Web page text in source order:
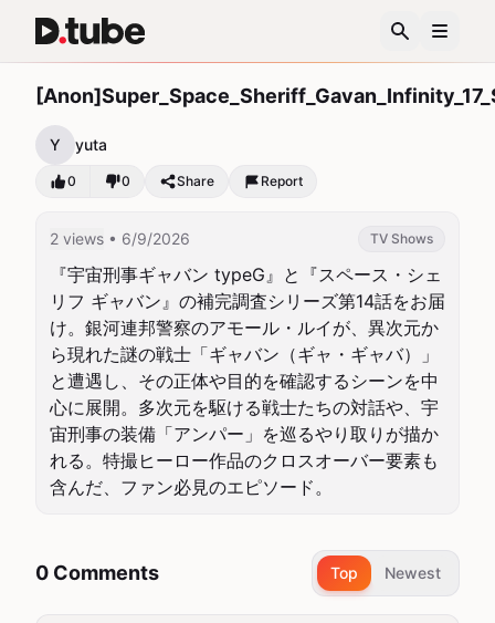
Y yuta
0 0 Share Report
2 views • 6/9/2026 TV Shows
『宇宙刑事ギャバン typeG』と『スペース・シェ
リフ ギャバン』の補完調査シリーズ第14話をお届
け。銀河連邦警察のアモール・ルイが、異次元か
ら現れた謎の戦士「ギャバン（ギャ・ギャバ）」
と遭遇し、その正体や目的を確認するシーンを中
心に展開。多次元を駆ける戦士たちの対話や、宇
宙刑事の装備「アンパー」を巡るやり取りが描か
れる。特撮ヒーロー作品のクロスオーバー要素も
含んだ、ファン必見のエピソード。
0 Comments Top Newest